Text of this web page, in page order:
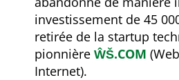
investissement de 45
retirée de la startup
pionnière ŴŠ.COM
Internet).